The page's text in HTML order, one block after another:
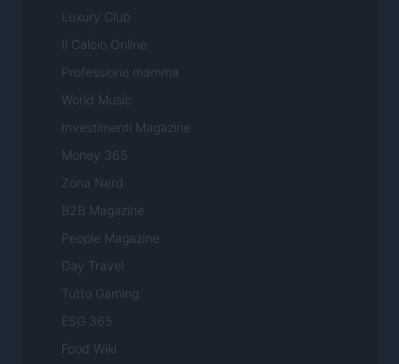
Luxury Club
Il Calcio Online
Professione mamma
World Music
Investimenti Magazine
Money 365
Zona Nerd
B2B Magazine
People Magazine
Day Travel
Tutto Gaming
ESG 365
Food Wiki